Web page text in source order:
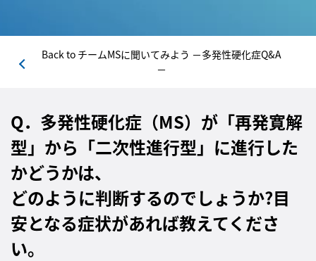
Back to チームMSに聞いてみよう －多発性硬化症Q&A
－
Q．多発性硬化症（MS）が「再発寛解
型」から「二次性進行型」に進行した
かどうかは、
どのように判断するのでしょうか?目
安となる症状があれば教えてくださ
い。